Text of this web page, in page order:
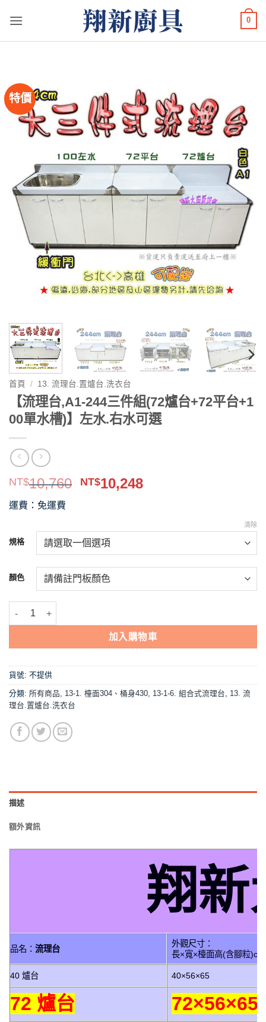
0
特價
首頁 / 13. 流理台.置爐台.洗衣台
【流理台,A1-244三件組(72爐台+72平台+1
00單水槽)】左水.右水可選
NT$10,760 原
NT$10,760。
NT$10,248目
運費：免運費
規格
顏色
清除
【流理台,A1-244三件組(72爐台+72平台+100單水槽)】左水.右水可
加入購物車
貨號: 不提供
分類: 所有商品, 13-1. 檯面304、桶身430, 13-1-6. 組合式流理台, 13. 流
理台.置爐台.洗衣台
描述
額外資訊
翔新
品名： 流理台
外觀尺寸：
長×寬×檯面高(含腳粒)cm
40 爐台 40×56×65
72 爐台 72×56×65